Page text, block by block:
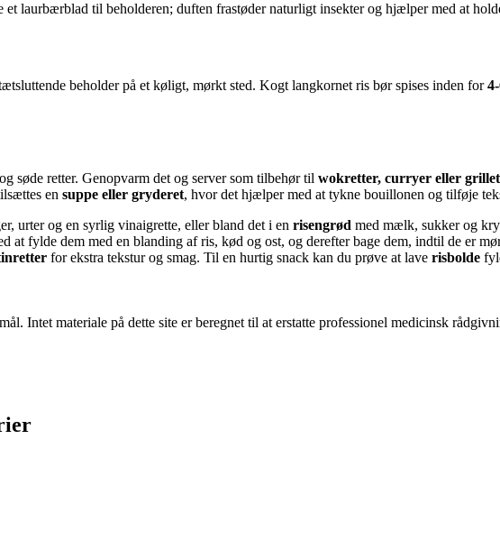
laurbærblad til beholderen; duften frastøder naturligt insekter og hjælper med at
beholder på et køligt, mørkt sted. Kogt langkornet ris bør spises inden for
søde retter. Genopvarm det og server som tilbehør til wokretter, curryer eller
en suppe eller gryderet, hvor det hjælper med at tykne bouillonen og tilføje
urter og en syrlig vinaigrette, eller bland det i en risengrød med mælk, sukker og
at fylde dem med en blanding af ris, kød og ost, og derefter bage dem, indtil de er
for ekstra tekstur og smag. Til en hurtig snack kan du prøve at lave risbolde
Intet materiale på dette site er beregnet til at erstatte professionel medicinsk